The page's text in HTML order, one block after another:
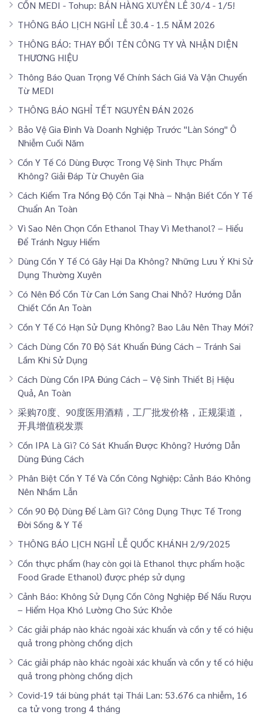
CỒN MEDI - Tohup: BÁN HÀNG XUYÊN LỄ 30/4 - 1/5!
THÔNG BÁO LỊCH NGHỈ LỄ 30.4 - 1.5 NĂM 2026
THÔNG BÁO: THAY ĐỔI TÊN CÔNG TY VÀ NHẬN DIỆN
THƯƠNG HIỆU
Thông Báo Quan Trọng Về Chính Sách Giá Và Vận Chuyển
Từ MEDI
THÔNG BÁO NGHỈ TẾT NGUYÊN ĐÁN 2026
Bảo Vệ Gia Đình Và Doanh Nghiệp Trước "Làn Sóng" Ô
Nhiễm Cuối Năm
Cồn Y Tế Có Dùng Được Trong Vệ Sinh Thực Phẩm
Không? Giải Đáp Từ Chuyên Gia
Cách Kiểm Tra Nồng Độ Cồn Tại Nhà – Nhận Biết Cồn Y Tế
Chuẩn An Toàn
Vì Sao Nên Chọn Cồn Ethanol Thay Vì Methanol? – Hiểu
Để Tránh Nguy Hiểm
Dùng Cồn Y Tế Có Gây Hại Da Không? Những Lưu Ý Khi Sử
Dụng Thường Xuyên
Có Nên Đổ Cồn Từ Can Lớn Sang Chai Nhỏ? Hướng Dẫn
Chiết Cồn An Toàn
Cồn Y Tế Có Hạn Sử Dụng Không? Bao Lâu Nên Thay Mới?
Cách Dùng Cồn 70 Độ Sát Khuẩn Đúng Cách – Tránh Sai
Lầm Khi Sử Dụng
Cách Dùng Cồn IPA Đúng Cách – Vệ Sinh Thiết Bị Hiệu
Quả, An Toàn
采购70度、90度医用酒精，工厂批发价格，正规渠道，
开具增值税发票
Cồn IPA Là Gì? Có Sát Khuẩn Được Không? Hướng Dẫn
Dùng Đúng Cách
Phân Biệt Cồn Y Tế Và Cồn Công Nghiệp: Cảnh Báo Không
Nên Nhầm Lẫn
Cồn 90 Độ Dùng Để Làm Gì? Công Dụng Thực Tế Trong
Đời Sống & Y Tế
THÔNG BÁO LỊCH NGHỈ LỄ QUỐC KHÁNH 2/9/2025
Cồn thực phẩm (hay còn gọi là Ethanol thực phẩm hoặc
Food Grade Ethanol) được phép sử dụng
Cảnh Báo: Không Sử Dụng Cồn Công Nghiệp Để Nấu Rượu
– Hiểm Họa Khó Lường Cho Sức Khỏe
Các giải pháp nào khác ngoài xác khuẩn và cồn y tế có hiệu
quả trong phòng chống dịch
Các giải pháp nào khác ngoài xác khuẩn và cồn y tế có hiệu
quả trong phòng chống dịch
Covid-19 tái bùng phát tại Thái Lan: 53.676 ca nhiễm, 16
ca tử vong trong 4 tháng